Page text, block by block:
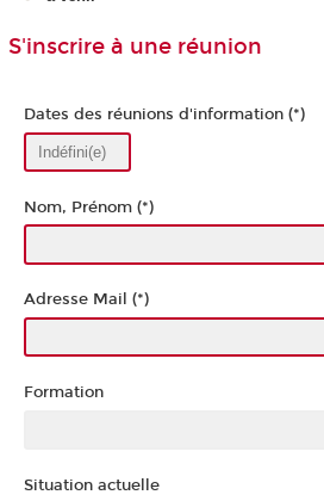
S'inscrire à une réunion
Dates des réunions d'information (*)
Nom, Prénom (*)
Adresse Mail (*)
Formation
Situation actuelle